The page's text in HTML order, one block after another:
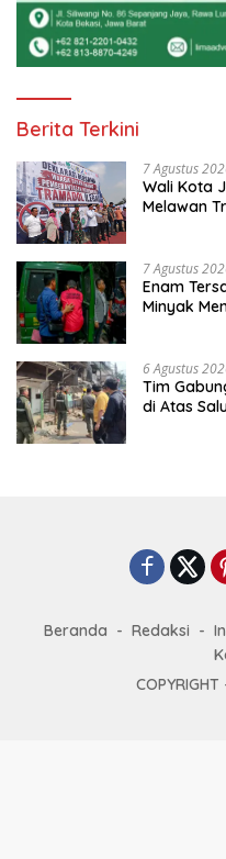
Berita Terkini
7 Agustus
Wali Kota
Melawan
7 Agustus
Enam
Minyak
6 Agustus
Tim
di Atas
Beranda Redaksi
COPYRIGHT